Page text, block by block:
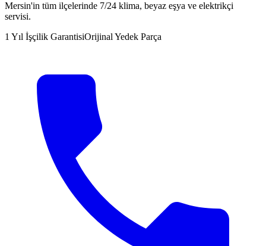
Mersin'in tüm ilçelerinde 7/24 klima, beyaz eşya ve elektrikçi
servisi.
1 Yıl İşçilik GarantisiOrijinal Yedek Parça